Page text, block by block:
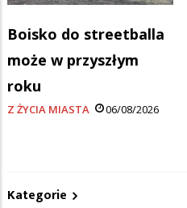
Boisko do streetballa
może w przyszłym
roku
Z ŻYCIA MIASTA 06/08/2026
Kategorie